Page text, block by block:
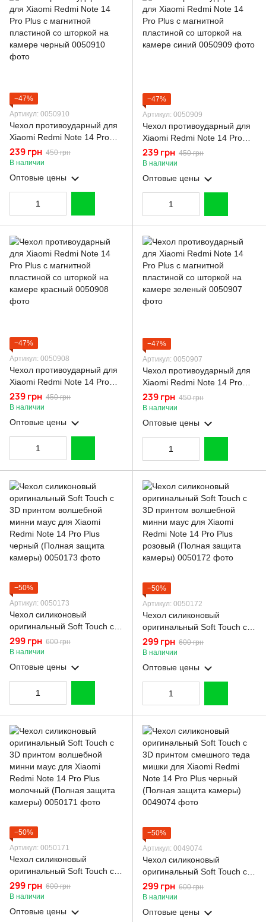
−47%
Артикул: 0050910
Чехол противоударный для
Xiaomi Redmi Note 14 Pro
Plus с магнитной пластиной
со шторкой на камере
черный
239 грн 450 грн
В наличии
Оптовые цены
−47%
Артикул: 0050909
Чехол противоударный для
Xiaomi Redmi Note 14 Pro
Plus с магнитной пластиной
со шторкой на камере синий
239 грн 450 грн
В наличии
Оптовые цены
−47%
Артикул: 0050908
Чехол противоударный для
Xiaomi Redmi Note 14 Pro
Plus с магнитной пластиной
со шторкой на камере
красный
239 грн 450 грн
В наличии
Оптовые цены
−47%
Артикул: 0050907
Чехол противоударный для
Xiaomi Redmi Note 14 Pro
Plus с магнитной пластиной
со шторкой на камере
зеленый
239 грн 450 грн
В наличии
Оптовые цены
−50%
Артикул: 0050173
Чехол силиконовый
оригинальный Soft Touch с
3D принтом волшебной
минни маус для Xiaomi
Redmi Note 14 Pro Plus
черный (Полная защита
299 грн 600 грн
В наличии
Оптовые цены
−50%
Артикул: 0050172
Чехол силиконовый
оригинальный Soft Touch с
3D принтом волшебной
минни маус для Xiaomi
Redmi Note 14 Pro Plus
розовый (Полная защита
299 грн 600 грн
В наличии
Оптовые цены
−50%
Артикул: 0050171
Чехол силиконовый
оригинальный Soft Touch с
3D принтом волшебной
минни маус для Xiaomi
Redmi Note 14 Pro Plus
молочный (Полная защита
299 грн 600 грн
В наличии
Оптовые цены
−50%
Артикул: 0049074
Чехол силиконовый
оригинальный Soft Touch с
3D принтом смешного теда
мишки для Xiaomi Redmi
Note 14 Pro Plus черный
(Полная защита камеры)
299 грн 600 грн
В наличии
Оптовые цены